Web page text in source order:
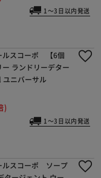
1～3日以内発送
ルスコーポ 【6個
ランドリーデター
ニバーサル
)
1～3日以内発送
ルスコーポ ソープ